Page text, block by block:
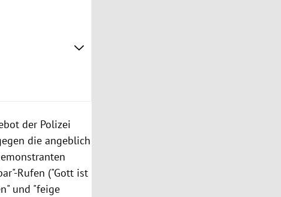
der Polizei
die angeblich
Rufen ("Gott ist
und "feige